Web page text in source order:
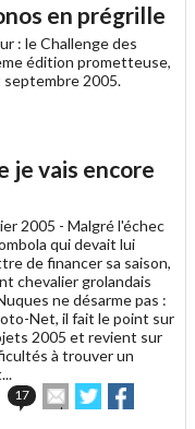
en prégrille
: le Challenge des
édition prometteuse,
septembre 2005.
je vais encore
2005 - Malgré l'échec
qui devait lui
de financer sa saison,
chevalier grolandais
ne désarme pas :
Net, il fait le point sur
2005 et revient sur
à trouver un
17
Envoyer
cet
Partager
sur sur